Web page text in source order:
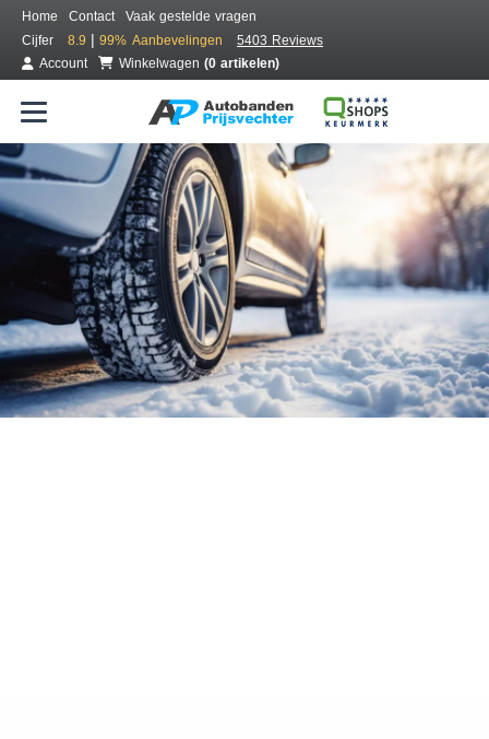
Home Contact
Vaak gestelde vragen
Cijfer
8.9 | 99% Aanbevelingen
5403 Reviews
Account
Winkelwagen (0 artikelen)
Bestel voordelig winterbanden
Gratis bezorgd of montage bij jou in de buurt
Seizoen:
Merken: